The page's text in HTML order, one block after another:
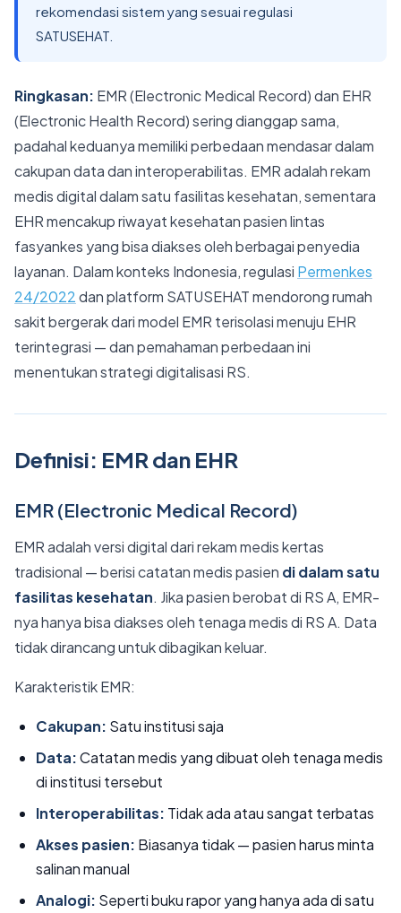
rekomendasi sistem yang sesuai regulasi
SATUSEHAT.
Ringkasan: EMR (Electronic Medical Record) dan EHR
(Electronic Health Record) sering dianggap sama,
padahal keduanya memiliki perbedaan mendasar dalam
cakupan data dan interoperabilitas. EMR adalah rekam
medis digital dalam satu fasilitas kesehatan, sementara
EHR mencakup riwayat kesehatan pasien lintas
fasyankes yang bisa diakses oleh berbagai penyedia
layanan. Dalam konteks Indonesia, regulasi Permenkes
24/2022dan platform SATUSEHAT mendorong rumah
sakit bergerak dari model EMR terisolasi menuju EHR
terintegrasi — dan pemahaman perbedaan ini
menentukan strategi digitalisasi RS.
Definisi: EMR dan EHR
EMR (Electronic Medical Record)
EMR adalah versi digital dari rekam medis kertas
tradisional — berisi catatan medis pasien di dalam satu
fasilitas kesehatan. Jika pasien berobat di RS A, EMR-
nya hanya bisa diakses oleh tenaga medis di RS A. Data
tidak dirancang untuk dibagikan keluar.
Karakteristik EMR:
Cakupan: Satu institusi saja
Data:Catatan medis yang dibuat oleh tenaga medis
di institusi tersebut
Interoperabilitas: Tidak ada atau sangat terbatas
Akses pasien: Biasanya tidak — pasien harus minta
salinan manual
Analogi: Seperti buku rapor yang hanya ada di satu